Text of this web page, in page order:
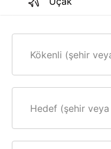
Kökenli (şehir
Hedef (şehir